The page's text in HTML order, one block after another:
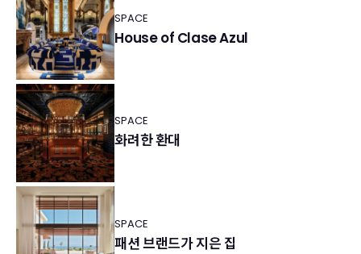
SPACE
House of Clase Azul
SPACE
화려한 환대
SPACE
패션 브랜드가 지은 집